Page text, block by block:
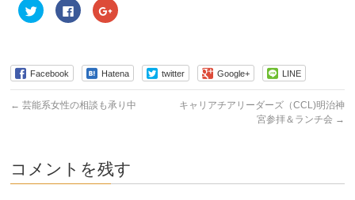
ク
リ
Twitter
で
共
有
(新
し
ウ
で
開
Facebook
で
に
ク
リ
ッ
ク
い
(新
し
ク
リ
Google+
で
共
有
(新
し
ド
ウ
で
開
Facebook Hatena twitter Google+ LINE
← 芸能系女性の相談も承り中
キャリアチアリーダーズ（CCL)明治神
宮参拝＆ランチ会 →
コメントを残す